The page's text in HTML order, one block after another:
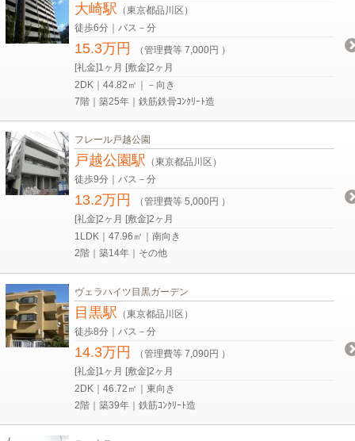
大崎駅 （東京都品川区）
徒歩6分｜バス－分
15.3万円
（管理費等 7,000円 ）
[礼金]1ヶ月 [敷金]2ヶ月
2DK｜44.82㎡｜－向き
7階｜築25年｜鉄筋鉄骨ｺﾝｸﾘｰﾄ造
フレール戸越公園
戸越公園駅 （東京都品川区）
徒歩9分｜バス－分
13.2万円
（管理費等 5,000円 ）
[礼金]2ヶ月 [敷金]2ヶ月
1LDK｜47.96㎡｜南向き
2階｜築14年｜その他
ヴェラハイツ目黒ガーデン
目黒駅
（東京都品川区）
徒歩8分｜バス－分
14.3万円
（管理費等 7,090円 ）
[礼金]1ヶ月 [敷金]2ヶ月
2DK｜46.72㎡｜東向き
2階｜築39年｜鉄筋ｺﾝｸﾘｰﾄ造